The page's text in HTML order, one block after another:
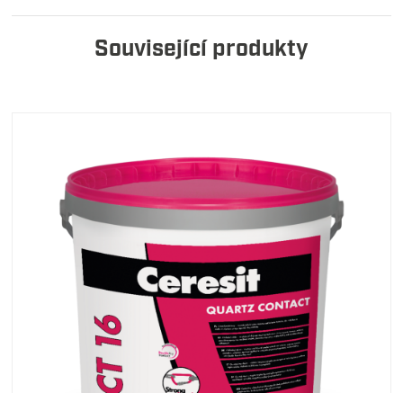
Související produkty